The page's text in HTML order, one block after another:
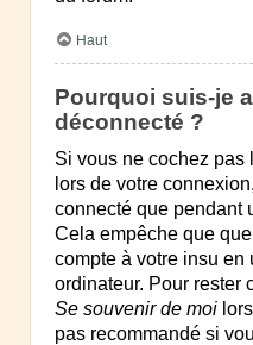
Haut
Pourquoi suis-je
déconnecté ?
Si vous ne cochez pas
lors de votre
connecté que pendant
Cela empêche que
compte à votre insu en
ordinateur. Pour rester
Se souvenir de moi
pas recommandé si